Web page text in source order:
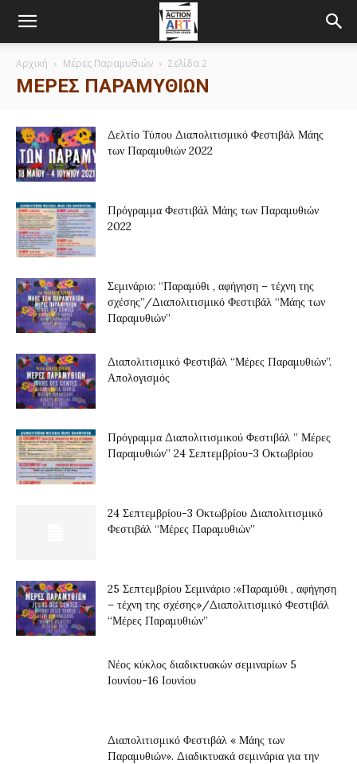
Αρχική Μέρες Παραμυθιών Σελίδα 2
ΜΈΡΕΣ ΠΑΡΑΜΥΘΙΏΝ
Δελτίο Τύπου Διαπολιτισμικό Φεστιβάλ Μάης
των Παραμυθιών 2022
Πρόγραμμα Φεστιβάλ Μάης των Παραμυθιών
2022
Σεμινάριο: “Παραμύθι , αφήγηση – τέχνη της
σχέσης”/Διαπολιτισμικό Φεστιβάλ “Μάης των
Παραμυθιών”
Διαπολιτισμικό Φεστιβάλ “Μέρες Παραμυθιών”.
Απολογισμός
Πρόγραμμα Διαπολιτισμικού Φεστιβάλ ” Μέρες
Παραμυθιών” 24 Σεπτεμβρίου-3 Οκτωβρίου
24 Σεπτεμβρίου-3 Οκτωβρίου Διαπολιτισμικό
Φεστιβάλ “Μέρες Παραμυθιών”
25 Σεπτεμβρίου Σεμινάριο :«Παραμύθι , αφήγηση
– τέχνη της σχέσης»/Διαπολιτισμικό Φεστιβάλ
“Μέρες Παραμυθιών”
Νέος κύκλος διαδικτυακών σεμιναρίων 5
Ιουνίου-16 Ιουνίου
Διαπολιτισμικό Φεστιβάλ « Μάης των
Παραμυθιών». Διαδικτυακά σεμινάρια για την